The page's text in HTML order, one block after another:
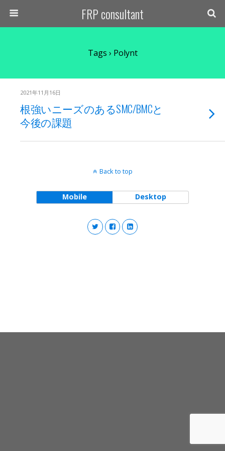
FRP consultant
Tags › Polynt
2021年11月16日
根強いニーズのあるSMC/BMCと
今後の課題
Back to top
Mobile Desktop